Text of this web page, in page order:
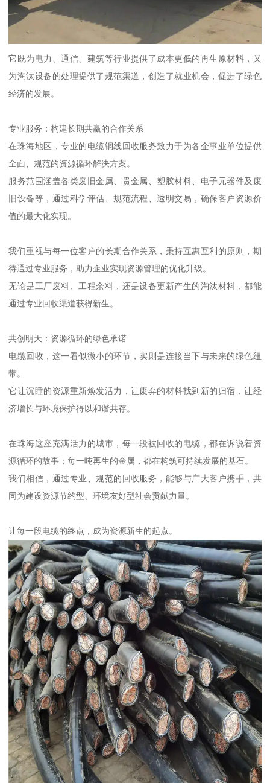
它既为电力、通信、建筑等行业提供了成本更低的再生原材料，又
为淘汰设备的处理提供了规范渠道，创造了就业机会，促进了绿色
经济的发展。
专业服务：构建长期共赢的合作关系
在珠海地区，专业的电缆铜线回收服务致力于为各企事业单位提供
全面、规范的资源循环解决方案。
服务范围涵盖各类废旧金属、贵金属、塑胶材料、电子元器件及废
旧设备等，通过科学评估、规范流程、透明交易，确保客户资源价
值的最大化实现。
我们重视与每一位客户的长期合作关系，秉持互惠互利的原则，期
待通过专业服务，助力企业实现资源管理的优化升级。
无论是工厂废料、工程余料，还是设备更新产生的淘汰材料，都能
通过专业回收渠道获得新生。
共创明天：资源循环的绿色承诺
电缆回收，这一看似微小的环节，实则是连接当下与未来的绿色纽
带。
它让沉睡的资源重新焕发活力，让废弃的材料找到新的归宿，让经
济增长与环境保护得以和谐共存。
在珠海这座充满活力的城市，每一段被回收的电缆，都在诉说着资
源循环的故事；每一吨再生的金属，都在构筑可持续发展的基石。
我们相信，通过专业、规范的回收服务，能够与广大客户携手，共
同为建设资源节约型、环境友好型社会贡献力量。
让每一段电缆的终点，成为资源新生的起点。